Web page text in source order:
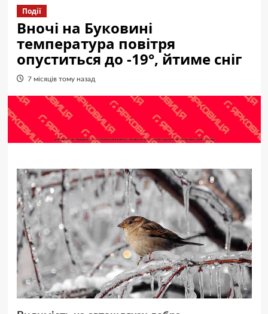
Події
Вночі на Буковині
температура повітря
опуститься до -19°, йтиме сніг
7 місяців тому назад